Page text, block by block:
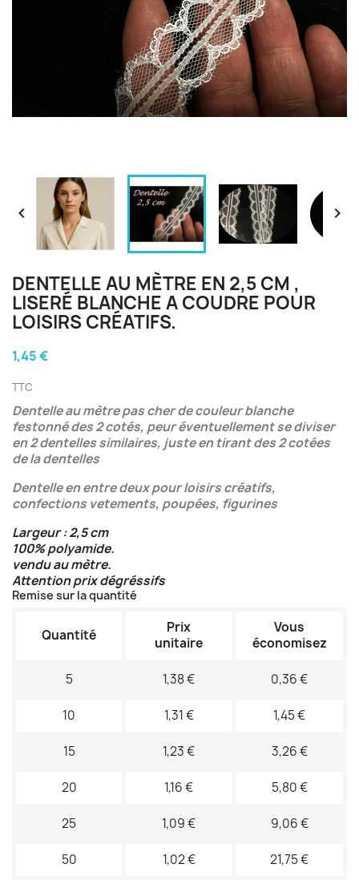
 
DENTELLE AU MÈTRE EN 2,5 CM ,
LISERÉ BLANCHE A COUDRE POUR
LOISIRS CRÉATIFS.
1,45 €
TTC
Dentelle au mètre pas cher de couleur blanche
festonné des 2 cotés, peur éventuellement se diviser
en 2 dentelles similaires, juste en tirant des 2 cotées
de la dentelles
Dentelle en entre deux pour loisirs créatifs,
confections vetements, poupées, figurines
Largeur : 2,5 cm
100% polyamide.
vendu au mètre.
Attention prix dégréssifs
Remise sur la quantité
Quantité
Prix
unitaire
Vous
économisez
5 1,38 € 0,36 €
10 1,31 € 1,45 €
15 1,23 € 3,26 €
20 1,16 € 5,80 €
25 1,09 € 9,06 €
50 1,02 € 21,75 €